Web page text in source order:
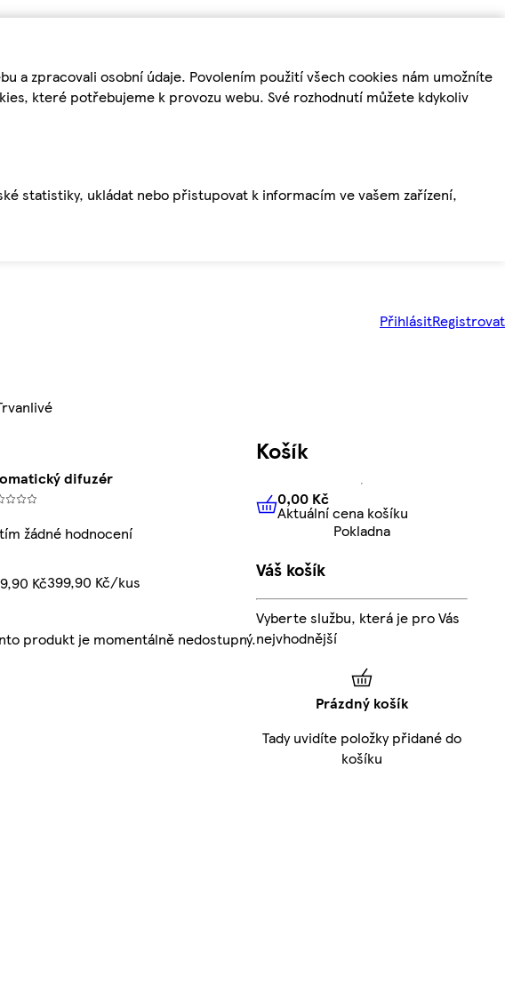
a zpracovali osobní údaje. Povolením použití všech cookies nám umožníte
které potřebujeme k provozu webu. Své rozhodnutí můžete kdykoliv
statistiky, ukládat nebo přistupovat k informacím ve vašem zařízení,
PřihlásitRegistrovat
difuzér
žádné hodnocení
Kč399,90 Kč/kus
produkt je momentálně nedostupný.
Košík
0,00 KčAktuální cena košíku
0,00 Kč
Aktuální cena košíku
Pokladna
Váš košík
Vyberte službu, která je pro Vás
nejvhodnější
Prázdný košík
Tady uvidíte položky přidané do
košíku